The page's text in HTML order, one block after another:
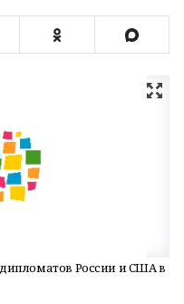
России и США в